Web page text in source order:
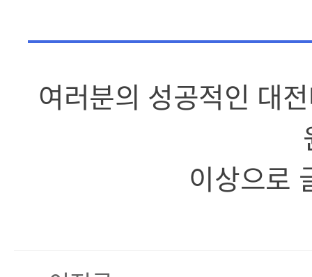
여러분의 성공적인 대
이상으로